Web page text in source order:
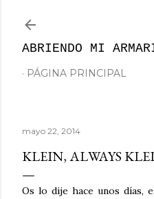
ABRIENDO MI
PÁGINA PRINCIPAL
mayo 22, 2014
KLEIN, ALWAYS
Os lo dije hace unos días,